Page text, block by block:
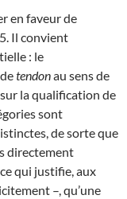
en faveur de
Il convient
: le
tendonau sens de
la qualification de
sont
de sorte que
directement
qui justifie, aux
–, qu’une